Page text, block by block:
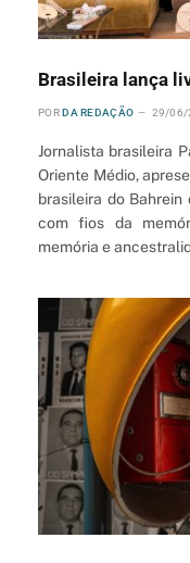
Brasileira lança
POR DA REDAÇÃO 29/06/
Jornalista brasileira
Oriente Médio,
brasileira do Bahrein
com fios da
memória e